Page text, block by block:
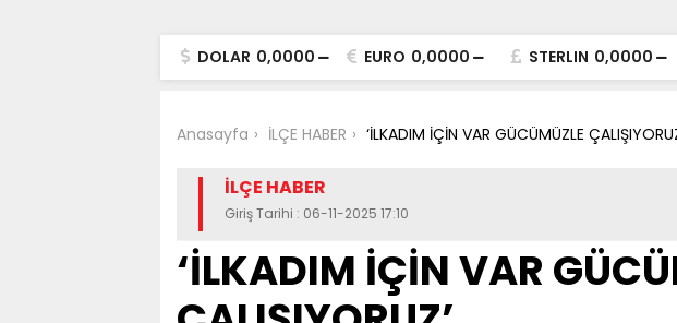
DOLAR 0,0000 EURO 0,0000 STERLIN 0,0000
Anasayfa İLÇE HABER ‘İLKADIM İÇİN VAR GÜCÜMÜZLE
İLÇE HABER
Giriş Tarihi : 06-11-2025 17:10
‘İLKADIM İÇİN VAR